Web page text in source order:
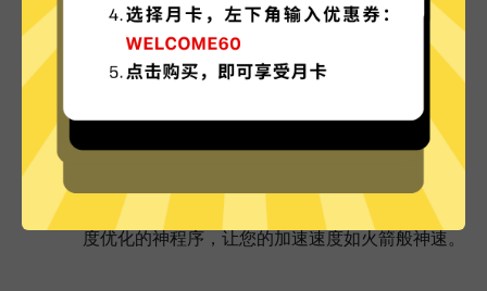
更多服务器地区选择
原神加速器现已拥有超多加速服务器节点，并且还
原神加速器已为所有原神加速器服务器部署实时速
度优化的神程序，让您的加速速度如火箭般神速。